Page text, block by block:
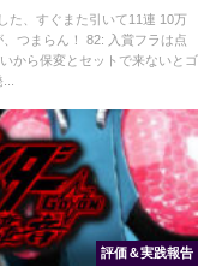
た、すぐまた引いて11連 10万
、つまらん！ 82: 入賞フラは点
から保変とセットで来ないとゴ
評価＆実践報告